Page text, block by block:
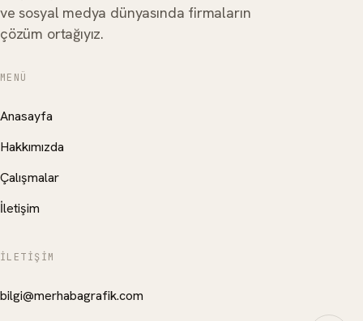
ve sosyal medya dünyasında firmaların
çözüm ortağıyız.
MENÜ
Anasayfa
Hakkımızda
Çalışmalar
İletişim
İLETIŞIM
bilgi@merhabagrafik.com